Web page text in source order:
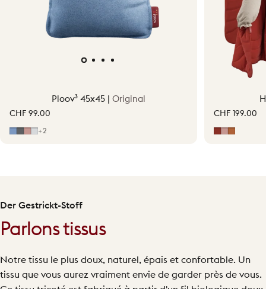
Ploov³ 45x45 | Original
CHF 99.00
Bleu classique
Rose pâle
Gris clair
+2
CHF 199.00
Der Gestrickt-Stoff
Parlons tissus
Notre tissu le plus doux, naturel, épais et confortable. Un
tissu que vous aurez vraiment envie de garder près de vous.